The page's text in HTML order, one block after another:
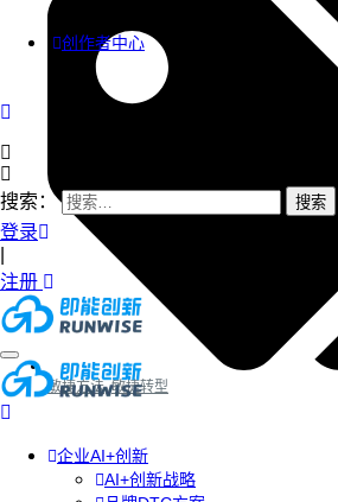
创作者中心
搜索：
登录
注册
企业AI+创新
AI+创新战略
敏捷方法,敏捷转型